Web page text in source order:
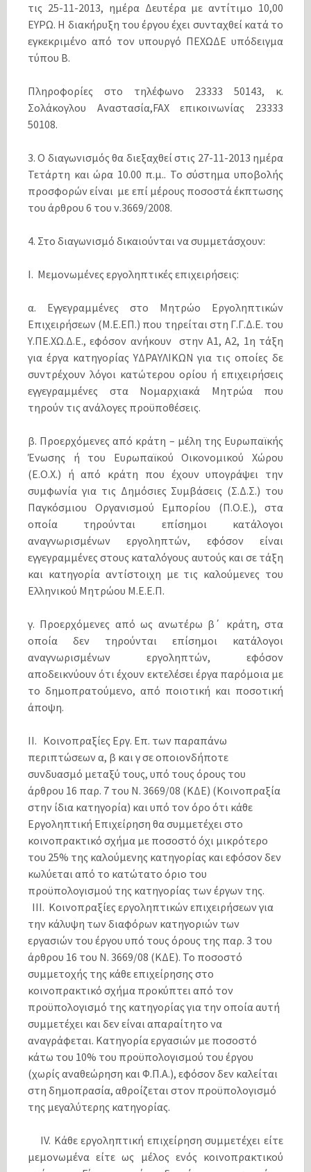
τις 25-11-2013, ημέρα Δευτέρα με αντίτιμο 10,00
ΕΥΡΩ. Η διακήρυξη του έργου έχει συνταχθεί κατά το
εγκεκριμένο από τον υπουργό ΠΕΧΩΔΕ υπόδειγμα
τύπου Β.
Πληροφορίες στο τηλέφωνο 23333 50143, κ.
Σολάκογλου Αναστασία,FAX επικοινωνίας 23333
50108.
3. Ο διαγωνισμός θα διεξαχθεί στις 27-11-2013 ημέρα
Τετάρτη και ώρα 10.00 π.μ.. Το σύστημα υποβολής
προσφορών είναι με επί μέρους ποσοστά έκπτωσης
του άρθρου 6 του ν.3669/2008.
4. Στο διαγωνισμό δικαιούνται να συμμετάσχουν:
Ι. Μεμονωμένες εργοληπτικές επιχειρήσεις:
α. Εγγεγραμμένες στο Μητρώο Εργοληπτικών
Επιχειρήσεων (Μ.Ε.ΕΠ.) που τηρείται στη Γ.Γ.Δ.Ε. του
Υ.ΠΕ.ΧΩ.Δ.Ε., εφόσον ανήκουν στην Α1, A2, 1η τάξη
για έργα κατηγορίας ΥΔΡΑΥΛΙΚΩΝ για τις οποίες δε
συντρέχουν λόγοι κατώτερου ορίου ή επιχειρήσεις
εγγεγραμμένες στα Νομαρχιακά Μητρώα που
τηρούν τις ανάλογες προϋποθέσεις.
β. Προερχόμενες από κράτη – μέλη της Ευρωπαϊκής
Ένωσης ή του Ευρωπαϊκού Οικονομικού Χώρου
(Ε.Ο.Χ.) ή από κράτη που έχουν υπογράψει την
συμφωνία για τις Δημόσιες Συμβάσεις (Σ.Δ.Σ.) του
Παγκόσμιου Οργανισμού Εμπορίου (Π.Ο.Ε.), στα
οποία τηρούνται επίσημοι κατάλογοι
αναγνωρισμένων εργοληπτών, εφόσον είναι
εγγεγραμμένες στους καταλόγους αυτούς και σε τάξη
και κατηγορία αντίστοιχη με τις καλούμενες του
Ελληνικού Μητρώου Μ.Ε.Ε.Π.
γ. Προερχόμενες από ως ανωτέρω β΄ κράτη, στα
οποία δεν τηρούνται επίσημοι κατάλογοι
αναγνωρισμένων εργοληπτών, εφόσον
αποδεικνύουν ότι έχουν εκτελέσει έργα παρόμοια με
το δημοπρατούμενο, από ποιοτική και ποσοτική
άποψη.
ΙΙ. Κοινοπραξίες Εργ. Επ. των παραπάνω
περιπτώσεων α, β και γ σε οποιονδήποτε
συνδυασμό μεταξύ τους, υπό τους όρους του
άρθρου 16 παρ. 7 του Ν. 3669/08 (ΚΔΕ) (Κοινοπραξία
στην ίδια κατηγορία) και υπό τον όρο ότι κάθε
Εργοληπτική Επιχείρηση θα συμμετέχει στο
κοινοπρακτικό σχήμα με ποσοστό όχι μικρότερο
του 25% της καλούμενης κατηγορίας και εφόσον δεν
κωλύεται από το κατώτατο όριο του
προϋπολογισμού της κατηγορίας των έργων της.
ΙΙΙ. Κοινοπραξίες εργοληπτικών επιχειρήσεων για
την κάλυψη των διαφόρων κατηγοριών των
εργασιών του έργου υπό τους όρους της παρ. 3 του
άρθρου 16 του Ν. 3669/08 (ΚΔΕ). Το ποσοστό
συμμετοχής της κάθε επιχείρησης στο
κοινοπρακτικό σχήμα προκύπτει από τον
προϋπολογισμό της κατηγορίας για την οποία αυτή
συμμετέχει και δεν είναι απαραίτητο να
αναγράφεται. Κατηγορία εργασιών με ποσοστό
κάτω του 10% του προϋπολογισμού του έργου
(χωρίς αναθεώρηση και Φ.Π.Α.), εφόσον δεν καλείται
στη δημοπρασία, αθροίζεται στον προϋπολογισμό
της μεγαλύτερης κατηγορίας.
ΙV. Κάθε εργοληπτική επιχείρηση συμμετέχει είτε
μεμονωμένα είτε ως μέλος ενός κοινοπρακτικού